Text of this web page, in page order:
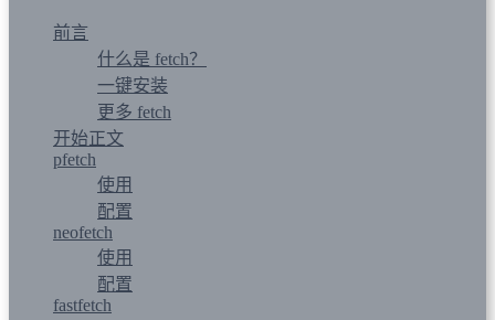
前言
什么是 fetch？
一键安装
更多 fetch
开始正文
pfetch
使用
配置
neofetch
使用
配置
fastfetch